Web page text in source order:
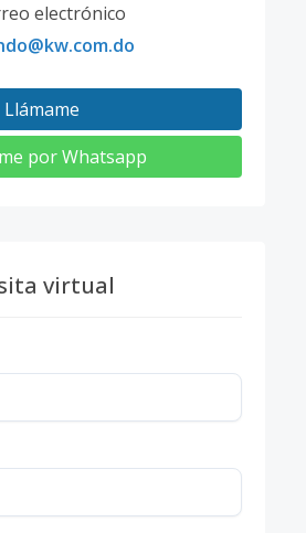
electrónico
Llámame
por Whatsapp
virtual